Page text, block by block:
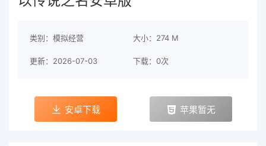
类别：模拟经营 大小：274 M
更新：2026-07-03 下载：0次
安卓下载 苹果暂无